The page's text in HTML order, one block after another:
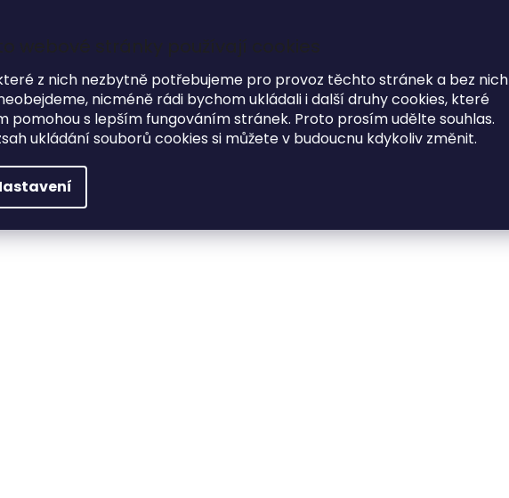
webové stránky používají cookies
z nich nezbytně potřebujeme pro provoz těchto stránek a bez nich
nicméně rádi bychom ukládali i další druhy cookies, které
pomohou s lepším fungováním stránek. Proto prosím udělte souhlas.
ukládání souborů cookies si můžete v budoucnu kdykoliv změnit.
HLEDAT
PŘEDMĚTY MODNÍ DOPLŇKY O NÁS
a vizitkovníky